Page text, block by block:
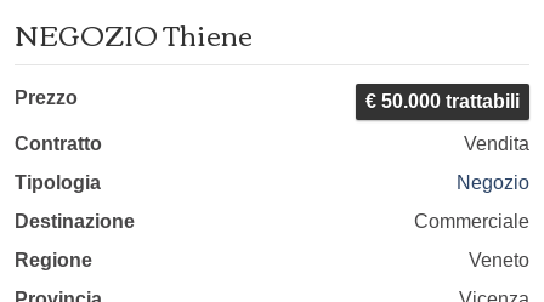
NEGOZIO Thiene
Prezzo € 50.000 trattabili
Contratto
Vendita
Tipologia
Negozio
Destinazione
Commerciale
Regione
Veneto